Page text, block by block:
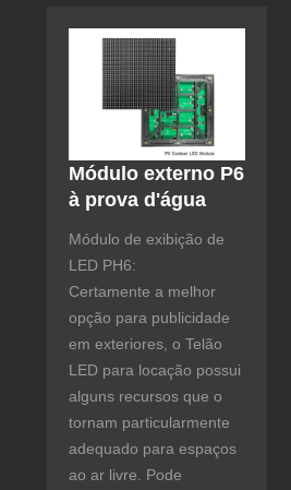
Módulo externo P6
à prova d'água
Módulo de exibição de
LED PH6:
Certamente a melhor
opção para publicidade
em exteriores, o Telão
LED para locação possui
alguns recursos que o
tornam particularmente
adequado para espaços
ao ar livre. Pode